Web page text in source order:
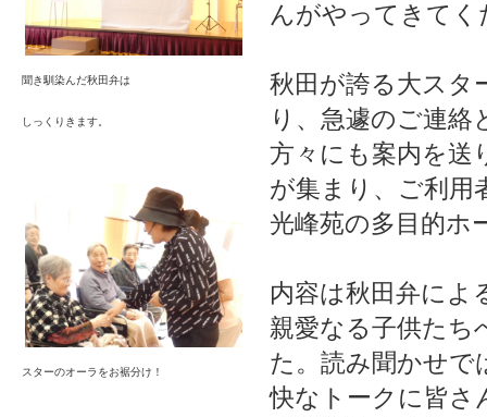
聞き馴染んだ秋田弁は
しっくりきます。
スターのオーラをお裾分け！
んがやってきて
秋田が誇る大スタ
り、急遽のご連
方々にも案内を送
が集まり、ご利用
光峰苑の多目的ホ
内容は秋田弁によ
親愛なる子供たち
た。読み聞かせで
快なトークに皆さ